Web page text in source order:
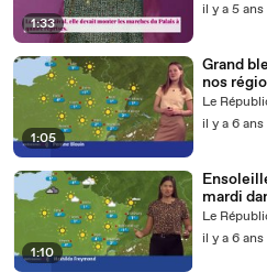
1:33
il y a 5 ans
1:05
Grand
nos
Le
il y a 6 ans
1:10
mardi
Le
il y a 6 ans